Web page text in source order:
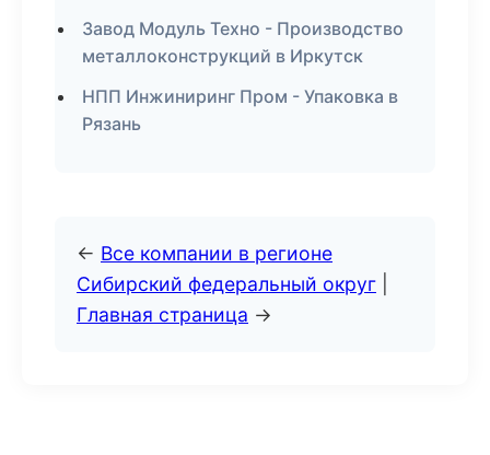
Завод Модуль Техно - Производство
металлоконструкций в Иркутск
НПП Инжиниринг Пром - Упаковка в
Рязань
← Все компании в регионе
Сибирский федеральный округ
Главная страница →